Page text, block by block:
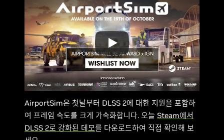
AirportSim은 첫날부터 DLSS 2에 대한 지원을 포함하
여 프레임 속도를 크게 가속화합니다. 오늘 Steam에서
DLSS 2로 강화된 데모를 다운로드하여 직접 확인해 보